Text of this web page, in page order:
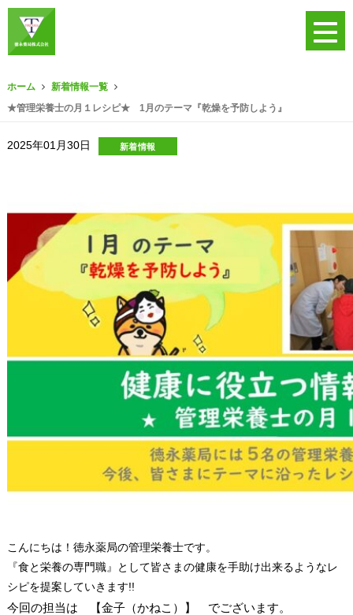
ホーム
新着情報一覧
★管理栄養士の月１レシピ★ 1月のテーマ『乾燥を予防しよう』
2025年01月30日 新着情報
こんにちは！徳永薬局の管理栄養士です。
『食と栄養の専門職』として皆さまの健康を手助け出来るようなレ
シピを提案していきます!!
今回の担当は 【金子（かねこ ）】 でございます。